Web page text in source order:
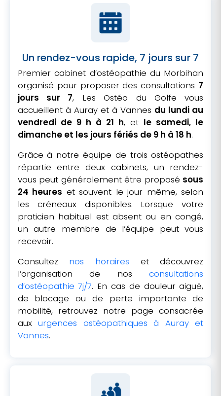
Un rendez-vous rapide, 7 jours sur 7
Premier cabinet d’ostéopathie du Morbihan
organisé pour proposer des consultations 7
jours sur 7, Les Ostéo du Golfe vous
accueillent à Auray et à Vannes du lundi au
vendredi de 9 h à 21 h, et le samedi, le
dimanche et les jours fériés de 9 h à 18 h.
Grâce à notre équipe de trois ostéopathes
répartie entre deux cabinets, un rendez-
vous peut généralement être proposé sous
24 heures et souvent le jour même, selon
les créneaux disponibles. Lorsque votre
praticien habituel est absent ou en congé,
un autre membre de l’équipe peut vous
recevoir.
Consultez nos horaires et découvrez
l’organisation de nosconsultations
d’ostéopathie 7j/7. En cas de douleur aiguë,
de blocage ou de perte importante de
mobilité, retrouvez notre page consacrée
auxurgences ostéopathiques à Auray et
Vannes.